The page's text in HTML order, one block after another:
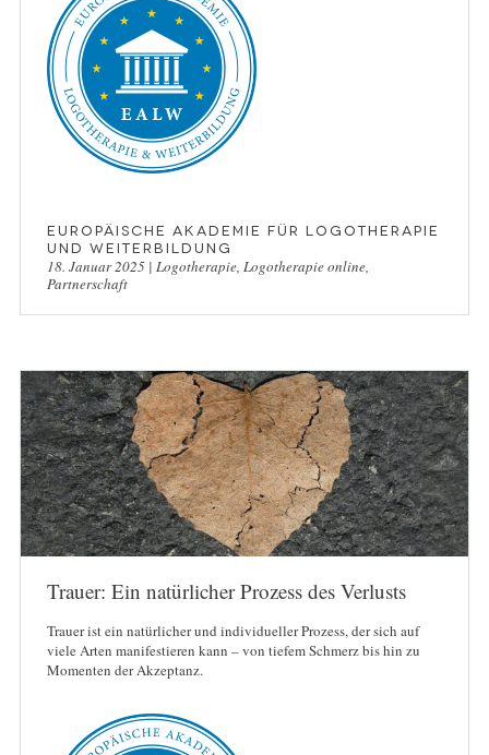
Europäische Akademie für Logotherapie
und Weiterbildung
18. Januar 2025| Logotherapie, Logotherapie online,
Partnerschaft
Trauer: Ein natürlicher Prozess des Verlusts
Trauer ist ein natürlicher und individueller Prozess, der sich auf
viele Arten manifestieren kann – von tiefem Schmerz bis hin zu
Momenten der Akzeptanz.